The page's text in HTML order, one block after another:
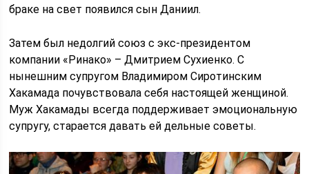
браке на свет появился сын Даниил.
Затем был недолгий союз с экс-президентом
компании «Ринако» – Дмитрием Сухиенко. С
нынешним супругом Владимиром Сиротинским
Хакамада почувствовала себя настоящей женщиной.
Муж Хакамады всегда поддерживает эмоциональную
супругу, старается давать ей дельные советы.